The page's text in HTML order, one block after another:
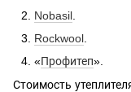
Nobasil
Rockwool
«Профитеп».
Стоимость